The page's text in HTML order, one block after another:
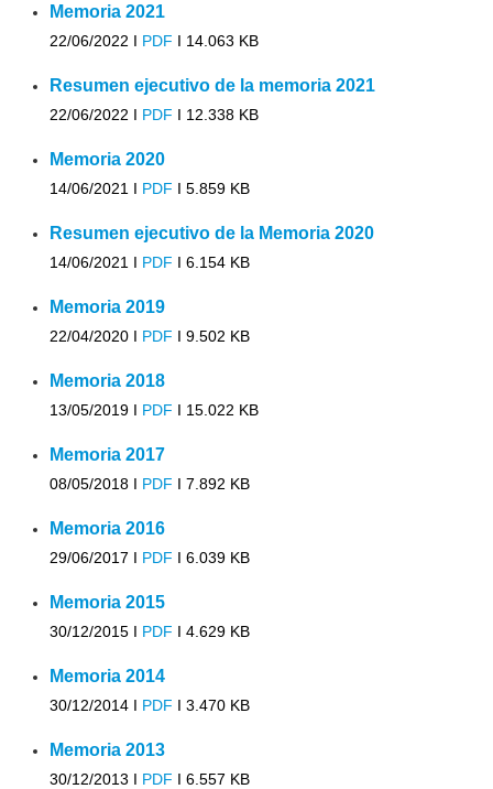
Memoria 2021
22/06/2022 I PDF I 14.063 KB
Resumen ejecutivo de la memoria 2021
22/06/2022 I PDF I 12.338 KB
Memoria 2020
14/06/2021 I PDF I 5.859 KB
Resumen ejecutivo de la Memoria 2020
14/06/2021 I PDF I 6.154 KB
Memoria 2019
22/04/2020 I PDF I 9.502 KB
Memoria 2018
13/05/2019 I PDF I 15.022 KB
Memoria 2017
08/05/2018 I PDF I 7.892 KB
Memoria 2016
29/06/2017 I PDF I 6.039 KB
Memoria 2015
30/12/2015 I PDF I 4.629 KB
Memoria 2014
30/12/2014 I PDF I 3.470 KB
Memoria 2013
30/12/2013 I PDF I 6.557 KB